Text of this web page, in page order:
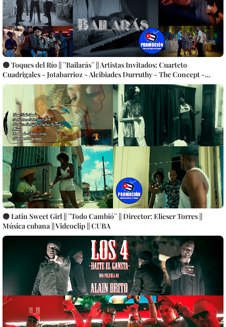
🟡 Toques del Río || ¨Bailarás¨ || Artistas Invitados: Cuarteto
Cuadrigales - Jotabarrioz - Alcibiades Durruthy - The Concept -
Participación especial: Rosario Cárdenas - Choco - Joaquín
Betancourt - Fernando Pérez || Director: Carlos Gómez || Música
cubana || Videoclip || CUBA
🟡 Latin Sweet Girl || ¨Todo Cambió¨ || Director: Elieser Torres ||
Música cubana || Videoclip || CUBA